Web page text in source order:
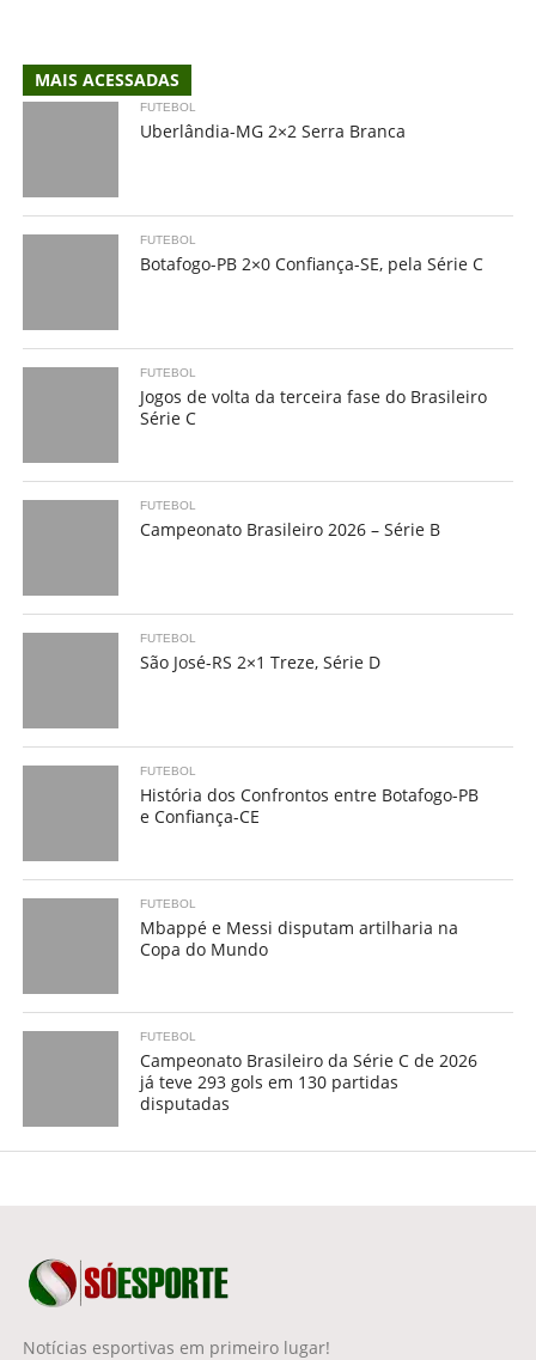
MAIS ACESSADAS
FUTEBOL
Uberlândia-MG 2×2 Serra Branca
FUTEBOL
Botafogo-PB 2×0 Confiança-SE, pela Série C
FUTEBOL
Jogos de volta da terceira fase do Brasileiro
Série C
FUTEBOL
Campeonato Brasileiro 2026 – Série B
FUTEBOL
São José-RS 2×1 Treze, Série D
FUTEBOL
História dos Confrontos entre Botafogo-PB
e Confiança-CE
FUTEBOL
Mbappé e Messi disputam artilharia na
Copa do Mundo
FUTEBOL
Campeonato Brasileiro da Série C de 2026
já teve 293 gols em 130 partidas
disputadas
Notícias esportivas em primeiro lugar!